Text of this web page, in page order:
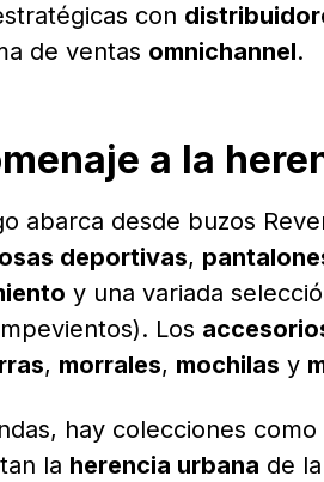
con
de ventas omnichannel.
a la
abarca desde buzos
deportivas,
y una variada
Los
, morrales, mochilas y
hay colecciones
la herencia urbana de